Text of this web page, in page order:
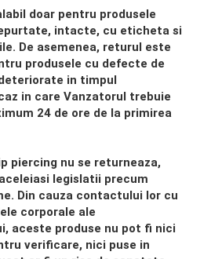
doar pentru produsele
intacte, cu eticheta si
De asemenea, returul este
produsele cu defecte de
in timpul
in care Vanzatorul trebuie
24 de ore de la primirea
piercing nu se returneaza,
legislatii precum
Din cauza contactului lor cu
corporale ale
aceste produse nu pot fi nici
verificare, nici puse in